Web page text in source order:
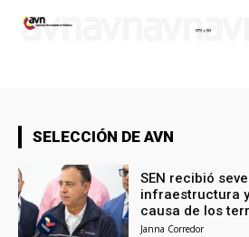
SELECCIÓN DE AVN
SEN recibió
infraestructura
causa de los
Janna Corredor